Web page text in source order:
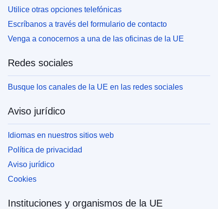
Utilice otras opciones telefónicas
Escríbanos a través del formulario de contacto
Venga a conocernos a una de las oficinas de la UE
Redes sociales
Busque los canales de la UE en las redes sociales
Aviso jurídico
Idiomas en nuestros sitios web
Política de privacidad
Aviso jurídico
Cookies
Instituciones y organismos de la UE